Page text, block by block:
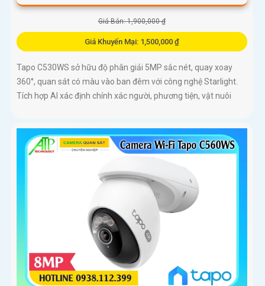
Giá Bán: 1,900,000 ₫
Giá Khuyến Mại: 1,500,000 ₫
Tapo C530WS sở hữu độ phân giải 5MP sắc nét, quay xoay
360°, quan sát có màu vào ban đêm với công nghệ Starlight.
Tích hợp AI xác định chính xác người, phương tiện, vật nuôi